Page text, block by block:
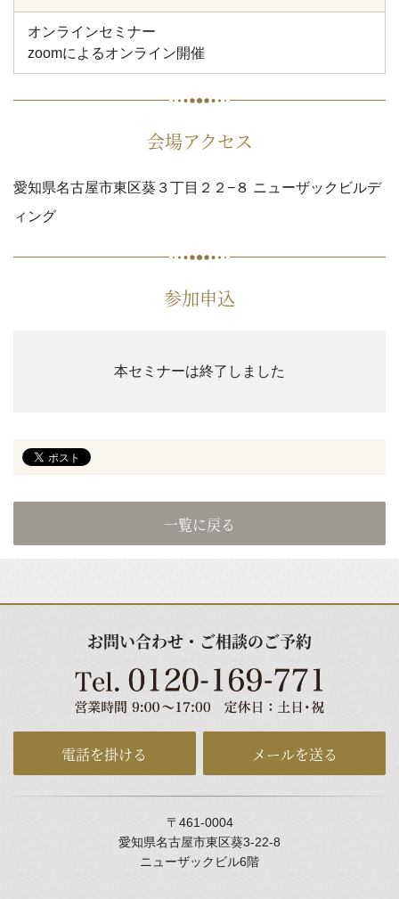
オンラインセミナー
zoomによるオンライン開催
会場アクセス
愛知県名古屋市東区葵３丁目２２−８ ニューザックビルデ
ィング
参加申込
本セミナーは終了しました
一覧に戻る
お問い合わせ・ご相談のご予約
電話を掛ける メールを送る
〒461-0004
愛知県名古屋市東区葵3-22-8
ニューザックビル6階